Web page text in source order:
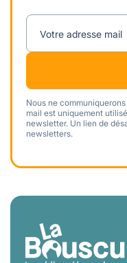
Votre adresse mail
Nous ne
mail est uniquement
newsletter. Un lien de
newsletters.